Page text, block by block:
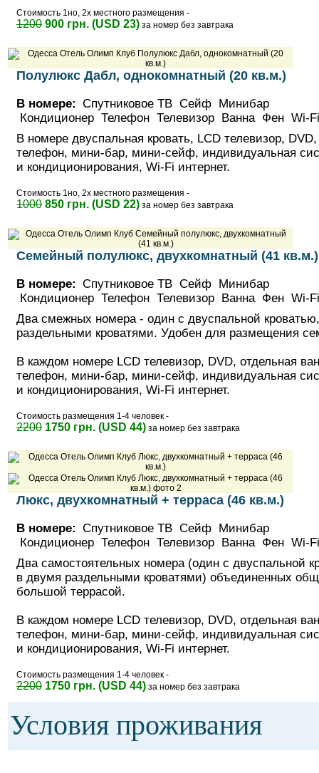
Стоимость 1но, 2х местного размещения -
1200 900 грн. (USD 23) за номер без завтрака
Полулюкс Дабл, однокомнатный (20 кв.м.)
В номере: Спутниковое ТВ Сейф Минибар
Кондиционер Телефон Телевизор Ванна Фен Wi-
В номере двуспальная кровать, LСD телевизор,
телефон, мини-бар, мини-сейф, индивидуальная
и кондиционирования, Wi-Fi интернет.
Стоимость 1но, 2х местного размещения -
1000 850 грн. (USD 22) за номер без завтрака
Семейный полулюкс, двухкомнатный (41 кв.м.)
В номере: Спутниковое ТВ Сейф Минибар
Кондиционер Телефон Телевизор Ванна Фен Wi-
Два смежных номера - один с двуспальной
раздельными кроватями. Удобен для размещения
В каждом номере LСD телевизор, DVD, отдельная
телефон, мини-бар, мини-сейф, индивидуальная
и кондиционирования, Wi-Fi интернет.
Стоимость размещения 1-4 человек -
2200 1750 грн. (USD 44) за номер без завтрака
Люкс, двухкомнатный + терраса (46 кв.м.)
В номере: Спутниковое ТВ Сейф Минибар
Кондиционер Телефон Телевизор Ванна Фен Wi-
Два самостоятельных номера (один с двуспальной
в двумя раздельными кроватями) объединенных
большой террасой.
В каждом номере LСD телевизор, DVD, отдельная
телефон, мини-бар, мини-сейф, индивидуальная
и кондиционирования, Wi-Fi интернет.
Стоимость размещения 1-4 человек -
2200 1750 грн. (USD 44) за номер без завтрака
Условия проживания